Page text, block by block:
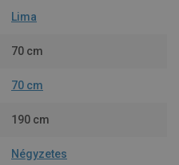
Lima
70 cm
70 cm
190 cm
Négyzetes